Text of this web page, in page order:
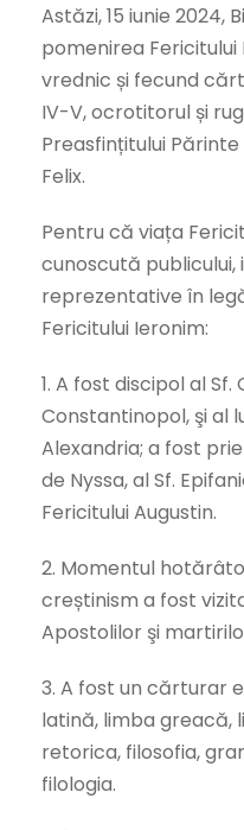
Astăzi, 15 iunie 2024,
pomenirea Fericitului
vrednic și fecund
IV-V, ocrotitorul și
Preasfințitului
Felix.
Pentru că viața
cunoscută
reprezentative în
Fericitului Ieronim:
1. A fost discipol al
Constantinopol, şi al
Alexandria; a fost
de Nyssa, al Sf.
Fericitului Augustin.
2. Momentul
creștinism a fost
Apostolilor şi
3. A fost un cărturar
latină, limba greacă,
retorica, filosofia,
filologia.